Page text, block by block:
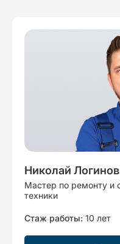
Николай Логинов
Мастер по ремонту и
техники
Стаж работы: 10 лет